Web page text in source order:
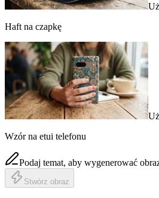
Haft na czapkę
Wzór na etui telefonu
Podaj temat, aby wygenerować
Stwórz obraz